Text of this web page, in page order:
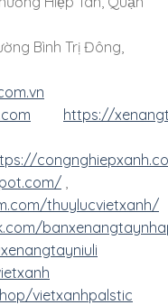
Bình Trị Đông,
https://
thuylucvietxanh/
vietxanhpalstic